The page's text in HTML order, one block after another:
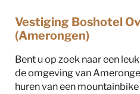
Vestiging Boshotel
(Amerongen)
Bent u op zoek naar een
de omgeving van
huren van een